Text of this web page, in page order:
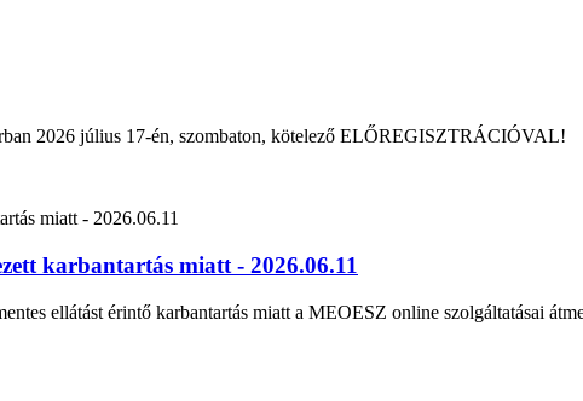
2026 július 17-én, szombaton, kötelező ELŐREGISZTRÁCIÓVAL!
karbantartás miatt - 2026.06.11
ellátást érintő karbantartás miatt a MEOESZ online szolgáltatásai